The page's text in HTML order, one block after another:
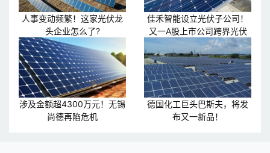
人事变动频繁！这家光伏龙
头企业怎么了?
佳禾智能设立光伏子公司！
又一A股上市公司跨界光伏
涉及金额超4300万元！无锡
尚德再陷危机
德国化工巨头巴斯夫，将发
布又一新品！